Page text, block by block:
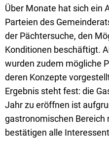
Über Monate hat sich ein
Parteien des
der Pächtersuche, den
Konditionen beschäftigt.
wurden zudem mögliche
deren Konzepte
Ergebnis steht fest: die
Jahr zu eröffnen ist
gastronomischen Bereich
bestätigen alle